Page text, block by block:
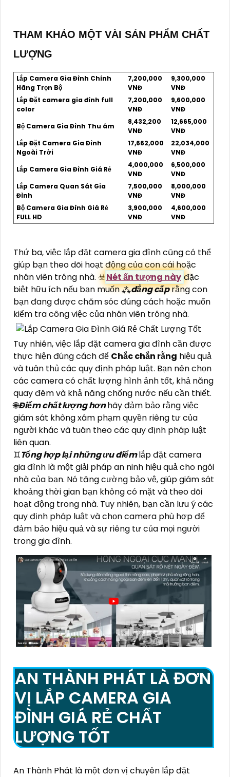
THAM KHẢO MỘT VÀI SẢN PHẨM CHẤT
LƯỢNG
Lắp Camera Gia Đình Chính
Hãng Trọn Bộ
7,200,000
VNĐ
9,300,000
VNĐ
Lắp Đặt camera gia đình full
color
7,200,000
VNĐ
9,600,000
VNĐ
Bộ Camera Gia Đình Thu âm
8,432,200
VNĐ
12,665,000
VNĐ
Lắp Đặt Camera Gia Đình
Ngoài Trời
17,662,000
VNĐ
22,034,000
VNĐ
Lắp Camera Gia Đình Giá Rẻ
4,000,000
VNĐ
6,500,000
VNĐ
Lắp Camera Quan Sát Gia
Đình
7,500,000
VNĐ
8,000,000
VNĐ
Bộ Camera Gia Đình Giá Rẻ
FULL HD
3,900,000
VNĐ
4,600,000
VNĐ
Thứ ba, việc lắp đặt camera gia đình cũng có thể
giúp bạn theo dõi hoạt động của con cái hoặc
nhân viên trông nhà. ☣️Nét ấn tượng này đặc
biệt hữu ích nếu bạn muốn ⁂đẳng cấprằng con
bạn đang được chăm sóc đúng cách hoặc muốn
kiểm tra công việc của nhân viên trông nhà.
Tuy nhiên, việc lắp đặt camera gia đình cần được
thực hiện đúng cách để Chắc chắn rằng hiệu quả
và tuân thủ các quy định pháp luật. Bạn nên chọn
các camera có chất lượng hình ảnh tốt, khả năng
quay đêm và khả năng chống nước nếu cần thiết.
🌐Điểm chất lượng hơnhãy đảm bảo rằng việc
giám sát không xâm phạm quyền riêng tư của
người khác và tuân theo các quy định pháp luật
liên quan.
♊Tổng hợp lại những ưu điểmlắp đặt camera
gia đình là một giải pháp an ninh hiệu quả cho ngôi
nhà của bạn. Nó tăng cường bảo vệ, giúp giám sát
khoảng thời gian bạn không có mặt và theo dõi
hoạt động trong nhà. Tuy nhiên, bạn cần lưu ý các
quy định pháp luật và chọn camera phù hợp để
đảm bảo hiệu quả và sự riêng tư của mọi người
trong gia đình.
AN THÀNH PHÁT LÀ ĐƠN
VỊ LẮP CAMERA GIA
ĐÌNH GIÁ RẺ CHẤT
LƯỢNG TỐT
An Thành Phát là một đơn vị chuyên lắp đặt